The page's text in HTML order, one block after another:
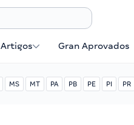
Artigos Gran Aprovados
MS MT PA PB PE PI PR